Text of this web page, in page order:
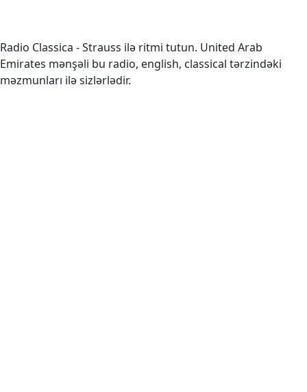
Radio Classica - Strauss ilə ritmi tutun. United Arab
Emirates mənşəli bu radio, english, classical tərzindəki
məzmunları ilə sizlərlədir.